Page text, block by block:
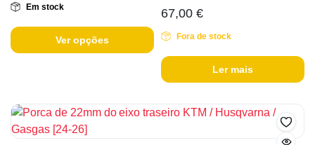
Em stock
Ver opções
67,00 €
Fora de stock
Ler mais